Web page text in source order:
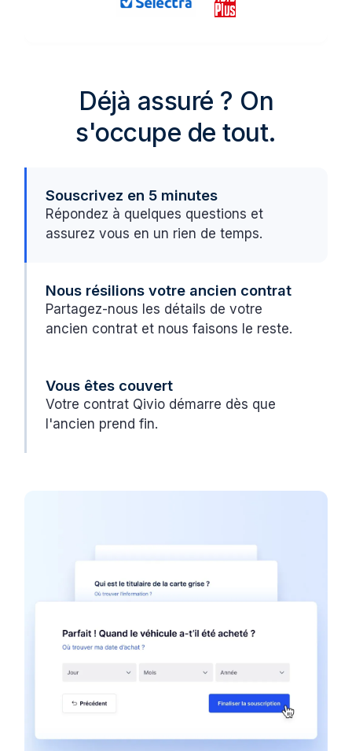
Déjà assuré ? On
s'occupe de tout.
Souscrivez en 5 minutes
Répondez à quelques questions et
assurez vous en un rien de temps.
Nous résilions votre ancien contrat
Partagez-nous les détails de votre
ancien contrat et nous faisons le reste.
Vous êtes couvert
Votre contrat Qivio démarre dès que
l'ancien prend fin.